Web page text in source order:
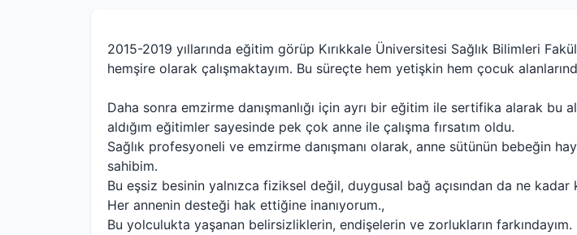
2015-2019 yıllarında eğitim görüp Kırıkkale Üniversitesi Sağlık Bilimleri
hemşire olarak çalışmaktayım. Bu süreçte hem yetişkin hem çocuk
Daha sonra emzirme danışmanlığı için ayrı bir eğitim ile sertifika alarak
aldığım eğitimler sayesinde pek çok anne ile çalışma fırsatım oldu.
Sağlık profesyoneli ve emzirme danışmanı olarak, anne sütünün bebeğin
sahibim.
Bu eşsiz besinin yalnızca fiziksel değil, duygusal bağ açısından da ne
Her annenin desteği hak ettiğine inanıyorum.,
Bu yolculukta yaşanan belirsizliklerin, endişelerin ve zorlukların farkındayım.